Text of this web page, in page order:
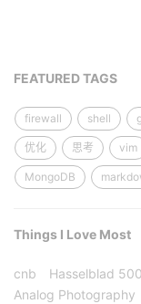
FEATURED TAGS
firewall shell
优化 思考 vim
MongoDB
Things I Love Most
cnb Hasselblad
Analog Photography